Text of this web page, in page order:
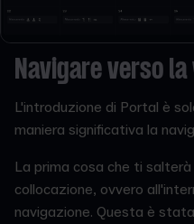
Navigare verso
L'introduzione di Portal è
maniera significativa la
La prima cosa che ti
collocazione, ovvero
navigazione. Questa è